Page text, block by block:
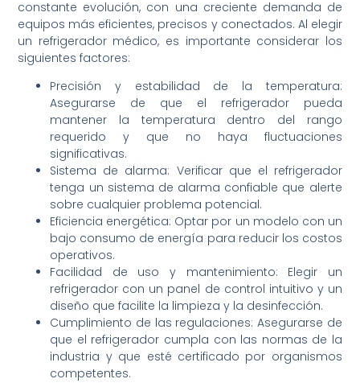
constante evolución, con una creciente demanda de
equipos más eficientes, precisos y conectados. Al elegir
un refrigerador médico, es importante considerar los
siguientes factores:
Precisión y estabilidad de la temperatura:
Asegurarse de que el refrigerador pueda
mantener la temperatura dentro del rango
requerido y que no haya fluctuaciones
significativas.
Sistema de alarma: Verificar que el refrigerador
tenga un sistema de alarma confiable que alerte
sobre cualquier problema potencial.
Eficiencia energética: Optar por un modelo con un
bajo consumo de energía para reducir los costos
operativos.
Facilidad de uso y mantenimiento: Elegir un
refrigerador con un panel de control intuitivo y un
diseño que facilite la limpieza y la desinfección.
Cumplimiento de las regulaciones: Asegurarse de
que el refrigerador cumpla con las normas de la
industria y que esté certificado por organismos
competentes.